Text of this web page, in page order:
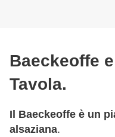
Baeckeoffe
Tavola.
Il Baeckeoffe è un
alsaziana.